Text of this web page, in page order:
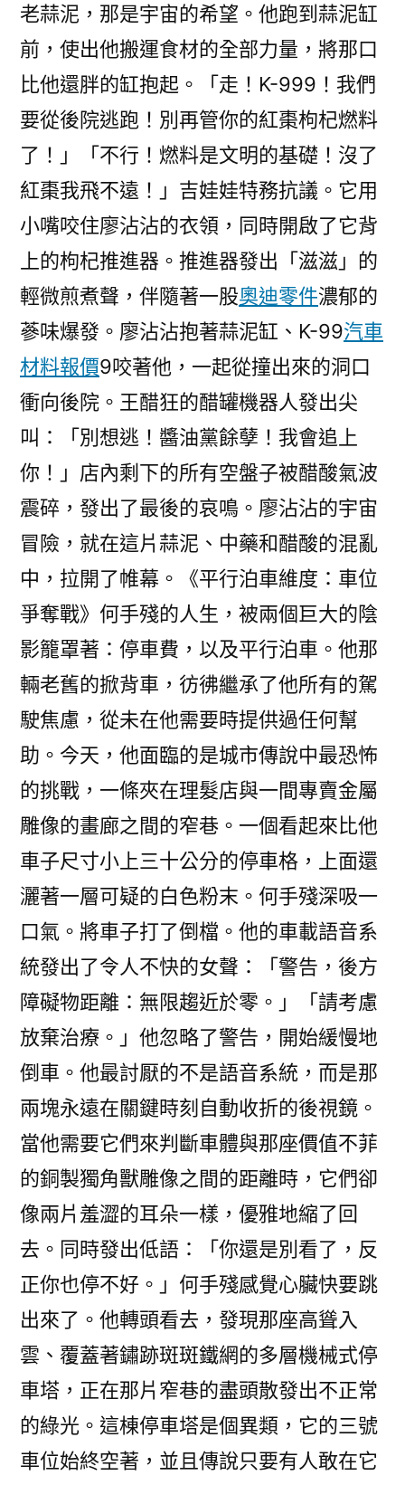
老蒜泥，那是宇宙的希望。他跑到蒜泥缸
前，使出他搬運食材的全部力量，將那口
比他還胖的缸抱起。「走！K-999！我們
要從後院逃跑！別再管你的紅棗枸杞燃料
了！」「不行！燃料是文明的基礎！沒了
紅棗我飛不遠！」吉娃娃特務抗議。它用
小嘴咬住廖沾沾的衣領，同時開啟了它背
上的枸杞推進器。推進器發出「滋滋」的
輕微煎煮聲，伴隨著一股奧迪零件濃郁的
蔘味爆發。廖沾沾抱著蒜泥缸、K-99汽車
材料報價9咬著他，一起從撞出來的洞口
衝向後院。王醋狂的醋罐機器人發出尖
叫：「別想逃！醬油黨餘孽！我會追上
你！」店內剩下的所有空盤子被醋酸氣波
震碎，發出了最後的哀鳴。廖沾沾的宇宙
冒險，就在這片蒜泥、中藥和醋酸的混亂
中，拉開了帷幕。《平行泊車維度：車位
爭奪戰》何手殘的人生，被兩個巨大的陰
影籠罩著：停車費，以及平行泊車。他那
輛老舊的掀背車，彷彿繼承了他所有的駕
駛焦慮，從未在他需要時提供過任何幫
助。今天，他面臨的是城市傳說中最恐怖
的挑戰，一條夾在理髮店與一間專賣金屬
雕像的畫廊之間的窄巷。一個看起來比他
車子尺寸小上三十公分的停車格，上面還
灑著一層可疑的白色粉末。何手殘深吸一
口氣。將車子打了倒檔。他的車載語音系
統發出了令人不快的女聲：「警告，後方
障礙物距離：無限趨近於零。」「請考慮
放棄治療。」他忽略了警告，開始緩慢地
倒車。他最討厭的不是語音系統，而是那
兩塊永遠在關鍵時刻自動收折的後視鏡。
當他需要它們來判斷車體與那座價值不菲
的銅製獨角獸雕像之間的距離時，它們卻
像兩片羞澀的耳朵一樣，優雅地縮了回
去。同時發出低語：「你還是別看了，反
正你也停不好。」何手殘感覺心臟快要跳
出來了。他轉頭看去，發現那座高聳入
雲、覆蓋著鏽跡斑斑鐵網的多層機械式停
車塔，正在那片窄巷的盡頭散發出不正常
的綠光。這棟停車塔是個異類，它的三號
車位始終空著，並且傳說只要有人敢在它